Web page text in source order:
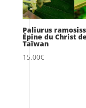
Paliurus
Épine du Christ de
Taïwan
15.00€